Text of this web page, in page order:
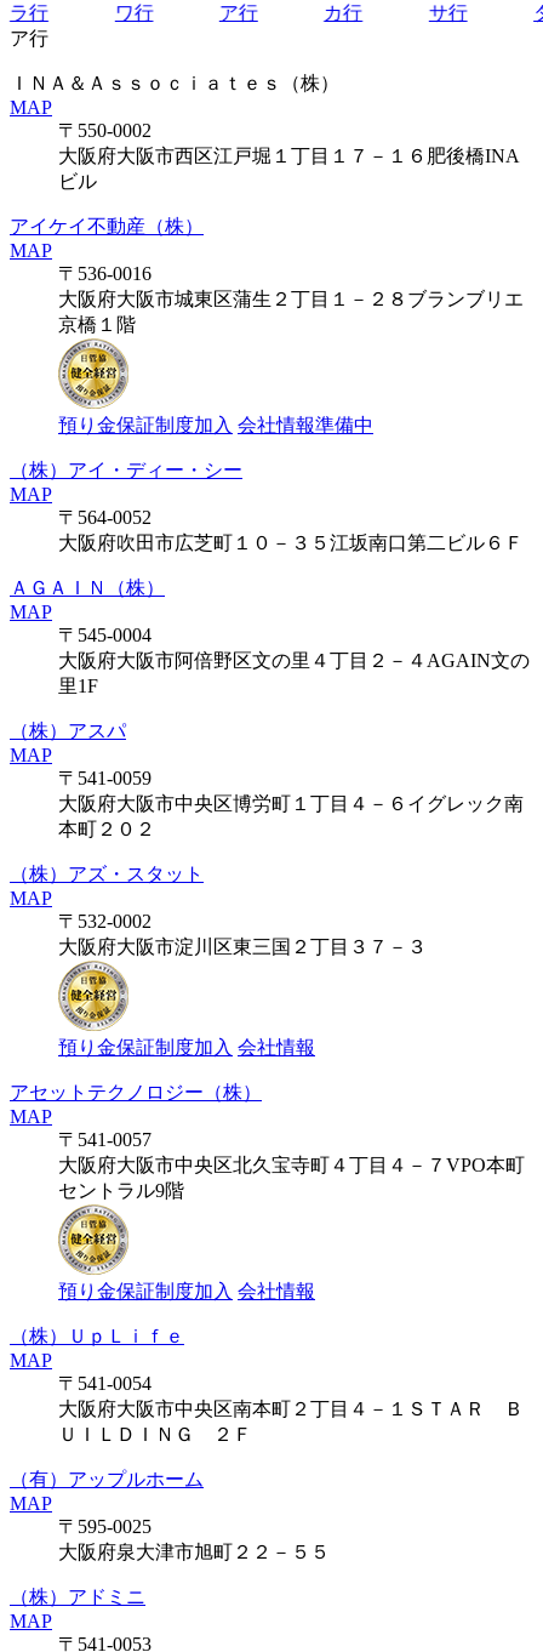
ラ行 ワ行 ア行 カ行 サ行
ア行
ＩＮＡ＆Ａｓｓｏｃｉａｔｅｓ（株）
MAP
〒550-0002
大阪府大阪市西区江戸堀１丁目１７－１６肥後橋INA
ビル
アイケイ不動産（株）
MAP
〒536-0016
大阪府大阪市城東区蒲生２丁目１－２８ブランブリエ
京橋１階
預り金保証制度加入 会社情報準備中
（株）アイ・ディー・シー
MAP
〒564-0052
大阪府吹田市広芝町１０－３５江坂南口第二ビル６Ｆ
ＡＧＡＩＮ（株）
MAP
〒545-0004
大阪府大阪市阿倍野区文の里４丁目２－４AGAIN文の
里1F
（株）アスパ
MAP
〒541-0059
大阪府大阪市中央区博労町１丁目４－６イグレック南
本町２０２
（株）アズ・スタット
MAP
〒532-0002
大阪府大阪市淀川区東三国２丁目３７－３
預り金保証制度加入 会社情報
アセットテクノロジー（株）
MAP
〒541-0057
大阪府大阪市中央区北久宝寺町４丁目４－７VPO本町
セントラル9階
預り金保証制度加入 会社情報
（株）ＵｐＬｉｆｅ
MAP
〒541-0054
大阪府大阪市中央区南本町２丁目４－１ＳＴＡＲ Ｂ
ＵＩＬＤＩＮＧ ２Ｆ
（有）アップルホーム
MAP
〒595-0025
大阪府泉大津市旭町２２－５５
（株）アドミニ
MAP
〒541-0053